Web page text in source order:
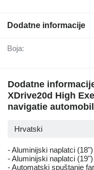
Dodatne informacije
Boja:
Dodatne
XDrive20d High
navigatie automobil
Hrvatski
- Aluminijski naplatci (18")
- Aluminijski naplatci (19")
- Automatski spuštanje